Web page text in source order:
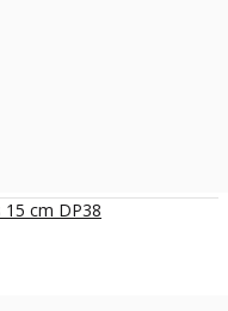
15 cm DP38